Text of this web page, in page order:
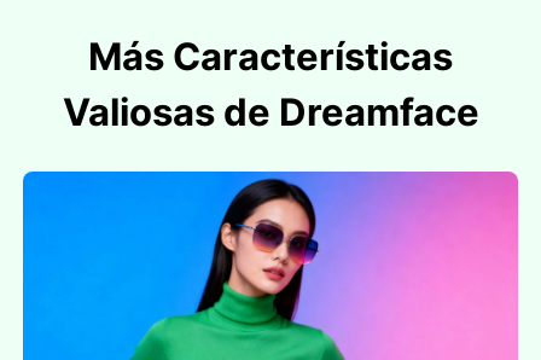
Más Características
Valiosas de Dreamface